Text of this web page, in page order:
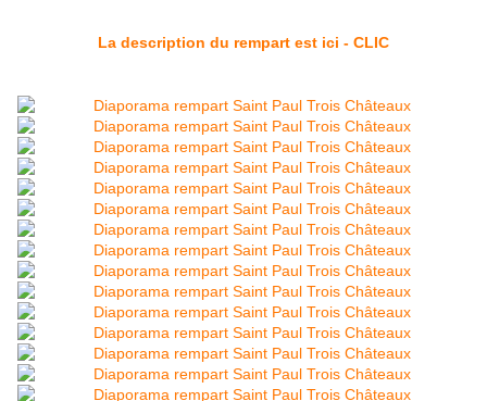
La description du rempart est ici - CLIC